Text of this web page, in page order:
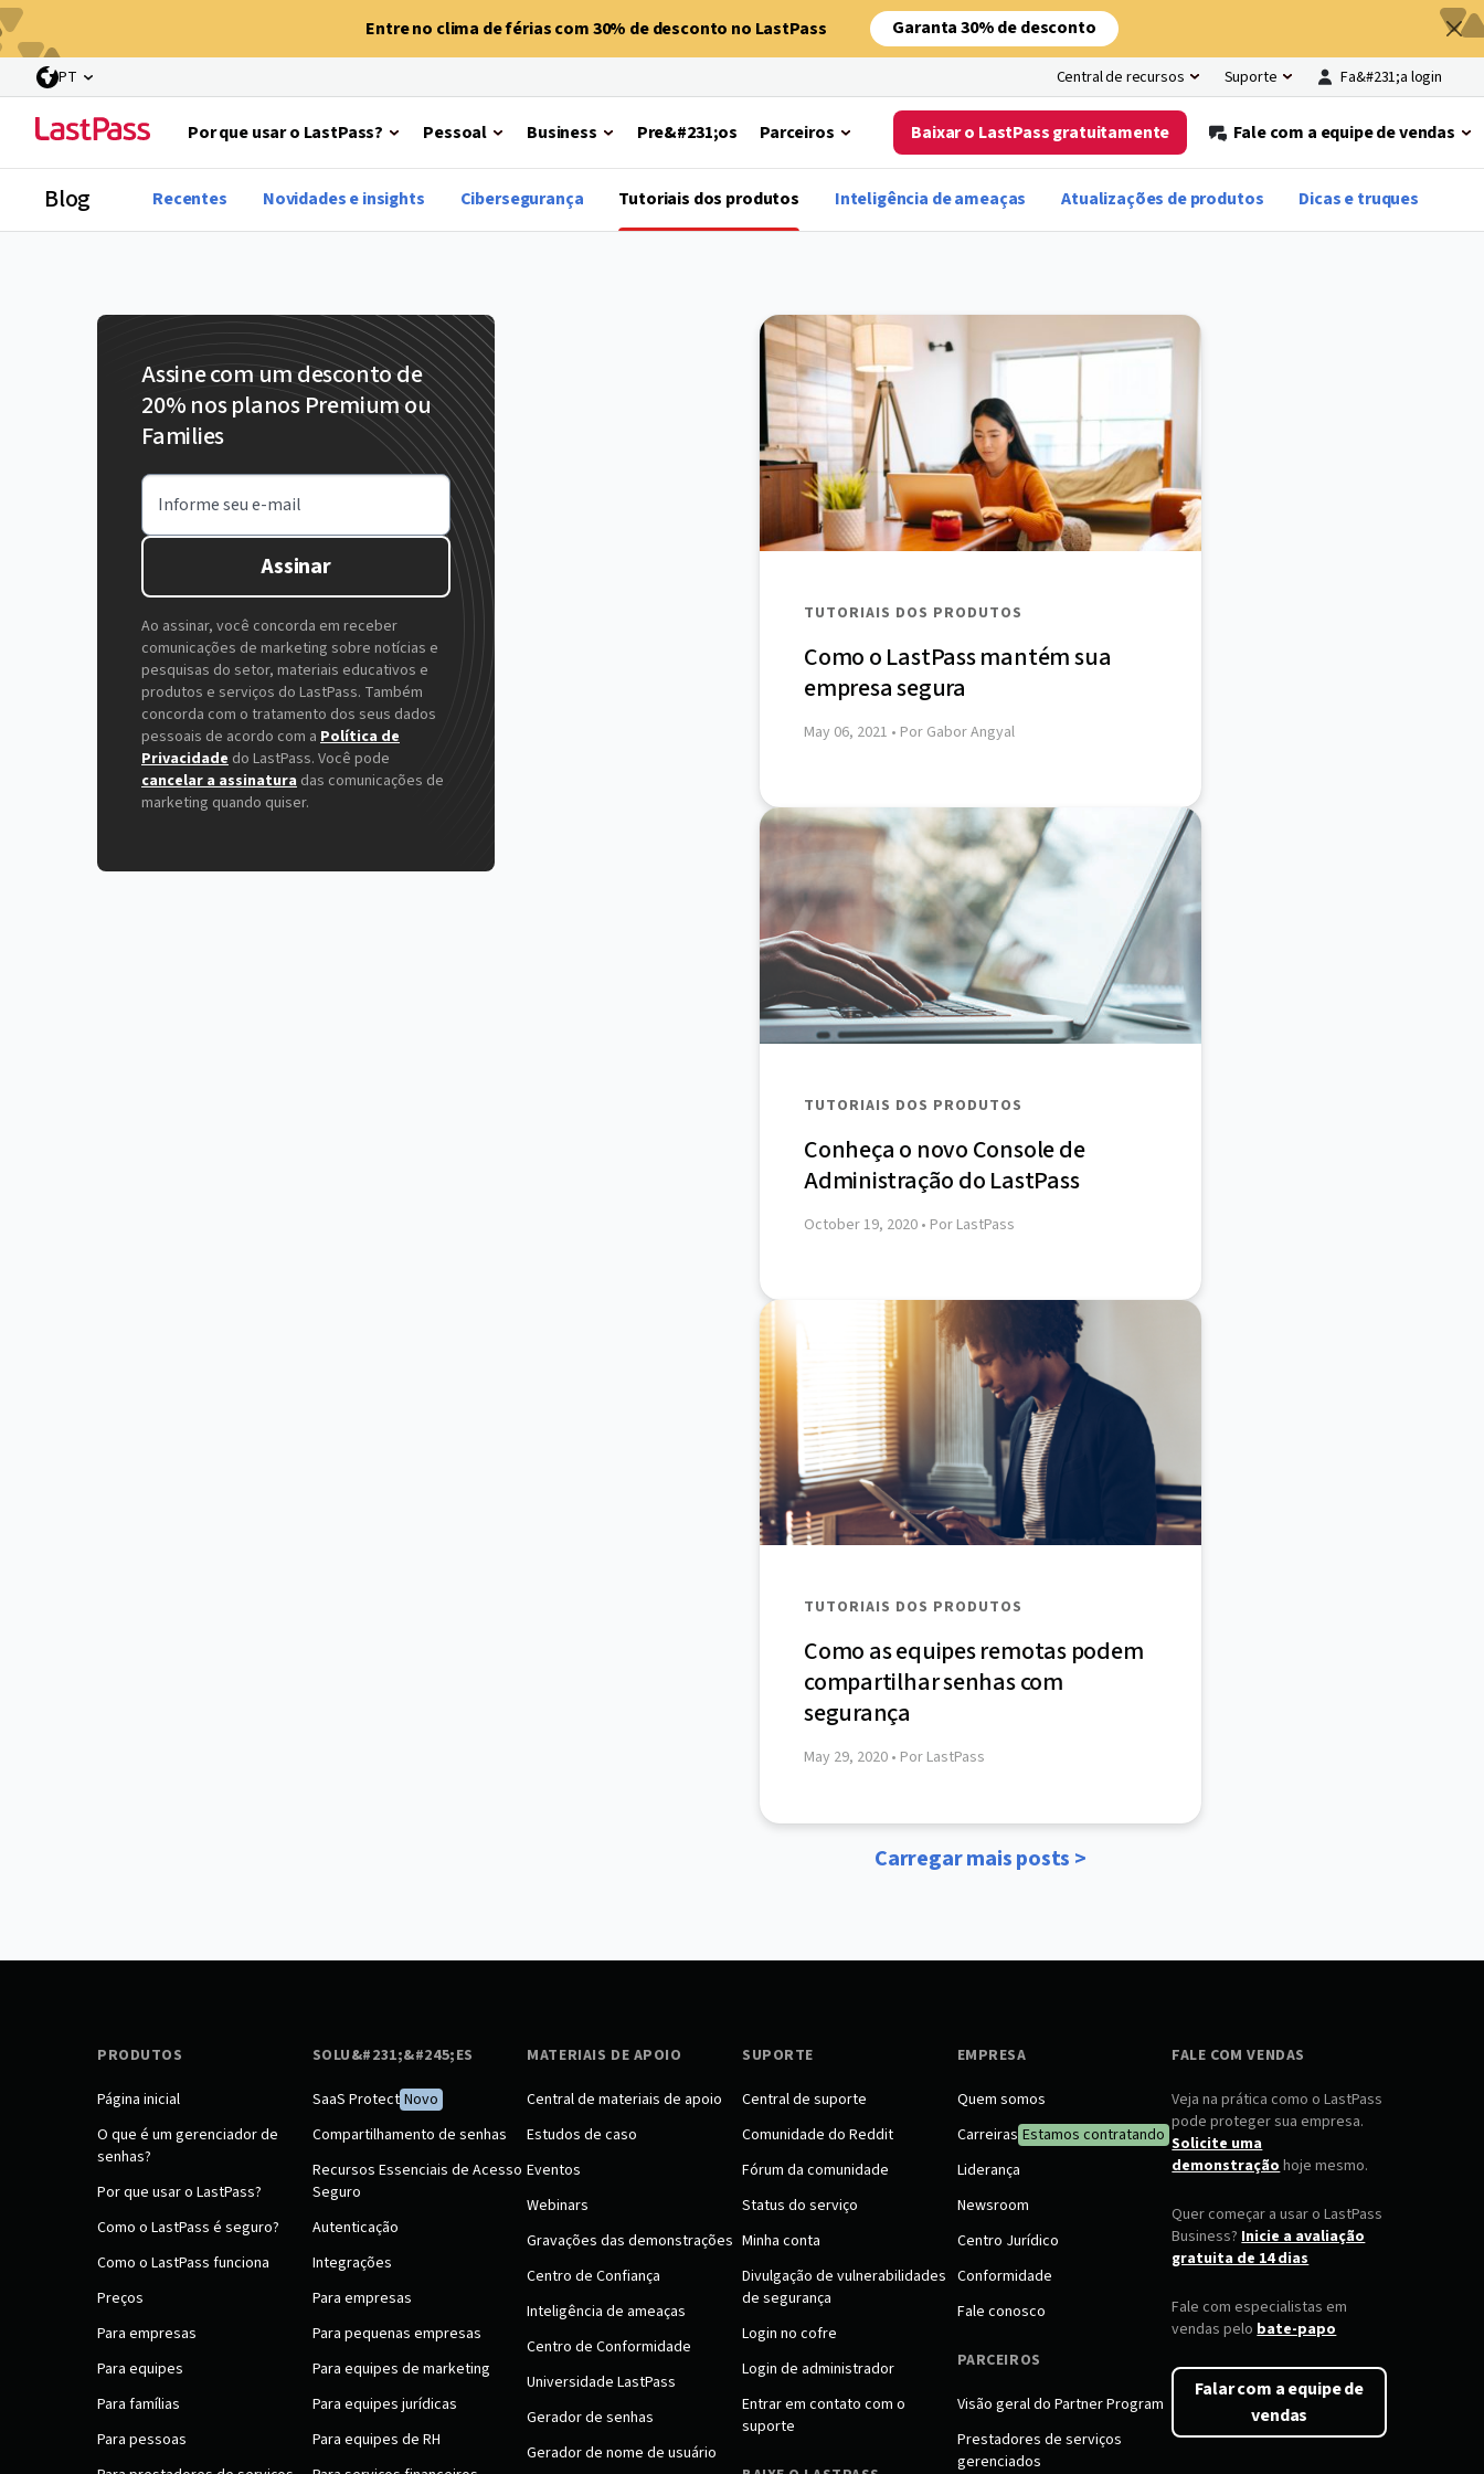
Entre no clima de férias com 30% de desconto no LastPass Garanta 30% de desconto
Central de recursos Suporte Fa&#231;a login
PT
Por que usar o LastPass? Pessoal Business Pre&#231;os Parceiros Baixar o LastPass gratuitamente Fale com a equipe de vendas
Blog Recentes Novidades e insights Cibersegurança Tutoriais dos produtos Inteligência de ameaças Atualizações de produtos Dicas e truques
Assine com um desconto de
20% nos planos Premium ou
Families
Informe seu e-mail
Assinar
Ao assinar, você concorda em receber
comunicações de marketing sobre notícias e
pesquisas do setor, materiais educativos e
produtos e serviços do LastPass. Também
concorda com o tratamento dos seus dados
pessoais de acordo com a Política de
Privacidade do LastPass. Você pode
cancelar a assinatura das comunicações de
marketing quando quiser.
TUTORIAIS DOS PRODUTOS
Como o LastPass mantém sua
empresa segura
May 06, 2021 • Por Gabor Angyal
TUTORIAIS DOS PRODUTOS
Conheça o novo Console de
Administração do LastPass
October 19, 2020 • Por LastPass
TUTORIAIS DOS PRODUTOS
Como as equipes remotas podem
compartilhar senhas com
segurança
May 29, 2020 • Por LastPass
Carregar mais posts >
PRODUTOS
Página inicial
O que é um gerenciador de
senhas?
Por que usar o LastPass?
Como o LastPass é seguro?
Como o LastPass funciona
Preços
Para empresas
Para equipes
Para famílias
Para pessoas
SOLU&#231;&#245;ES
SaaS Protect Novo
Compartilhamento de senhas
Recursos Essenciais de Acesso
Seguro
Autenticação
Integrações
Para empresas
Para pequenas empresas
Para equipes de marketing
Para equipes jurídicas
Para equipes de RH
MATERIAIS DE APOIO
Central de materiais de apoio
Estudos de caso
Eventos
Webinars
Gravações das demonstrações
Centro de Confiança
Inteligência de ameaças
Centro de Conformidade
Universidade LastPass
Gerador de senhas
Gerador de nome de usuário
SUPORTE
Central de suporte
Comunidade do Reddit
Fórum da comunidade
Status do serviço
Minha conta
Divulgação de vulnerabilidades
de segurança
Login no cofre
Login de administrador
Entrar em contato com o
suporte
EMPRESA
Quem somos
Carreiras Estamos contratando
Liderança
Newsroom
Centro Jurídico
Conformidade
Fale conosco
PARCEIROS
Visão geral do Partner Program
Prestadores de serviços
gerenciados
FALE COM VENDAS
Veja na prática como o LastPass
pode proteger sua empresa.
Solicite uma
demonstraçãohoje mesmo.
Quer começar a usar o LastPass
Business?Inicie a avaliação
gratuita de 14 dias
Fale com especialistas em
vendas pelobate-papo
Falar com a equipe de
vendas